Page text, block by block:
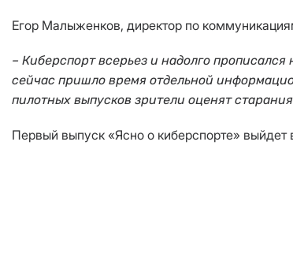
Егор Малыженков, директор по
– Киберспорт всерьез и надолго
сейчас пришло время отдельной
пилотных выпусков зрители оценят
Первый выпуск «Ясно о киберспорте» выйдет